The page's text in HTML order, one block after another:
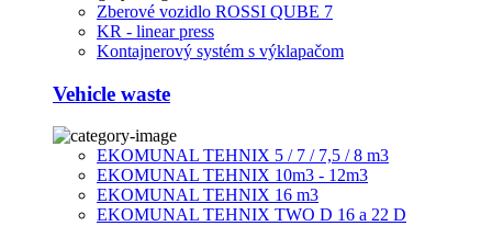
Zberové vozidlo ROSSI QUBE 7
KR - linear press
Kontajnerový systém s výklapačom
Vehicle waste
EKOMUNAL TEHNIX 5 / 7 / 7,5 / 8 m3
EKOMUNAL TEHNIX 10m3 - 12m3
EKOMUNAL TEHNIX 16 m3
EKOMUNAL TEHNIX TWO D 16 a 22 D